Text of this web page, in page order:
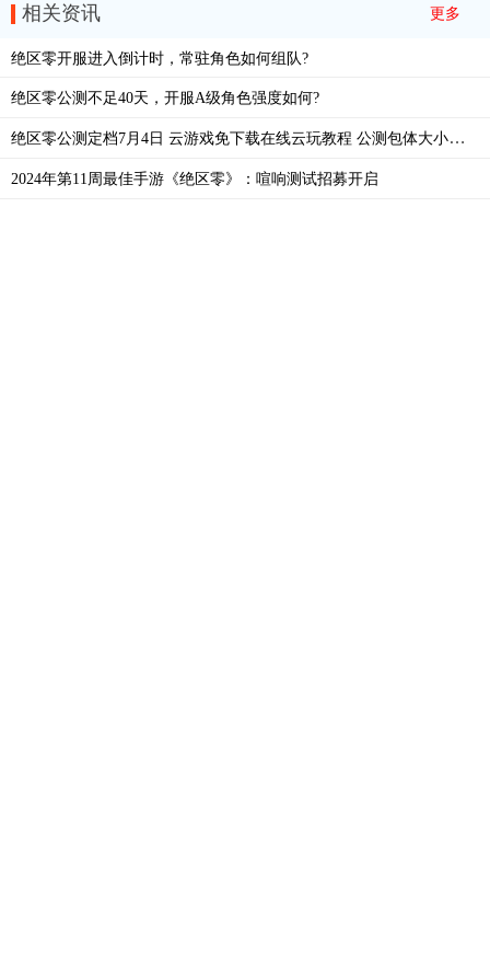
相关资讯 更多
绝区零开服进入倒计时，常驻角色如何组队?
绝区零公测不足40天，开服A级角色强度如何?
绝区零公测定档7月4日 云游戏免下载在线云玩教程 公测包体大小多少G介绍
2024年第11周最佳手游《绝区零》：喧响测试招募开启